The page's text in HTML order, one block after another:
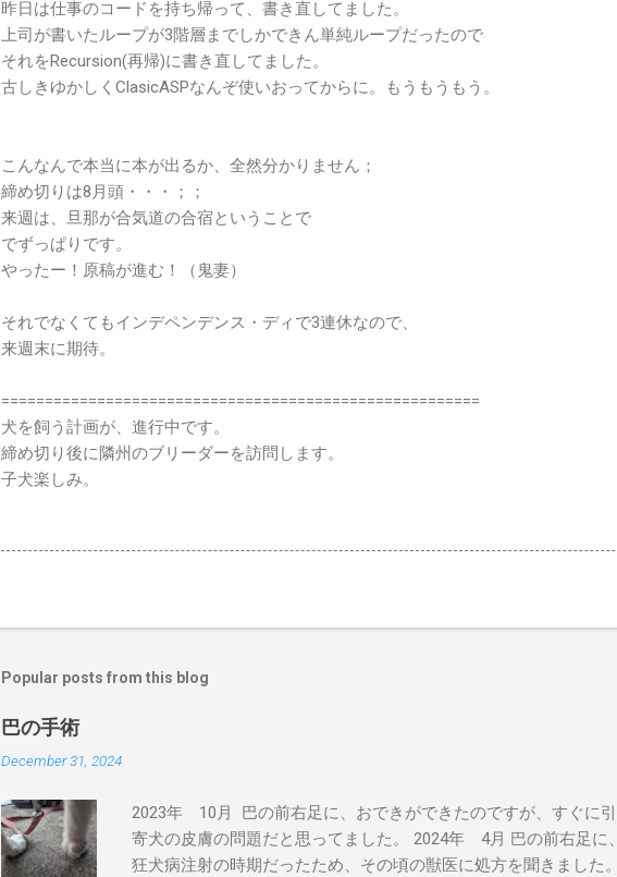
昨日は仕事のコードを持ち帰って、書き直してました。
上司が書いたループが3階層までしかできん単純ループだったので
それをRecursion(再帰)に書き直してました。
古しきゆかしくClasicASPなんぞ使いおってからに。もうもうもう。
こんなんで本当に本が出るか、全然分かりません；
締め切りは8月頭・・・；；
来週は、旦那が合気道の合宿ということで
でずっぱりです。
やったー！原稿が進む！（鬼妻）
それでなくてもインデペンデンス・ディで3連休なので、
来週末に期待。
=======================================================
犬を飼う計画が、進行中です。
締め切り後に隣州のブリーダーを訪問します。
子犬楽しみ。
Popular posts from this blog
巴の手術
December 31, 2024
2023年 10月 巴の前右足に、おできができたのですが、すぐに
寄犬の皮膚の問題だと思ってました。 2024年 4月 巴の前右足に
狂犬病注射の時期だったため、その頃の獣医に処方を聞きました